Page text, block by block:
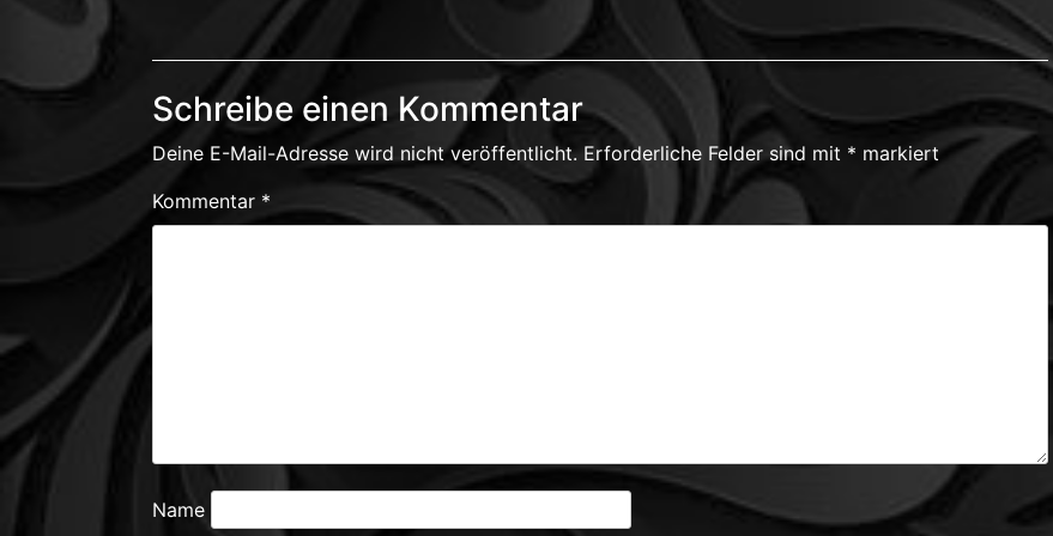
Schreibe einen Kommentar
Deine E-Mail-Adresse wird nicht veröffentlicht. Erforderliche Felder sind mit * markiert
Kommentar *
Name